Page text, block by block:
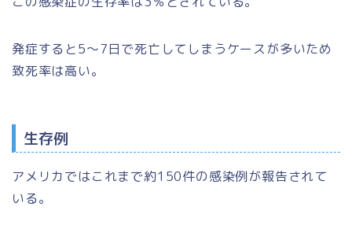
発症すると5～7日で死亡してしまうケースが多いため
致死率は高い。
生存例
アメリカではこれまで約150件の感染例が報告されて
いる。